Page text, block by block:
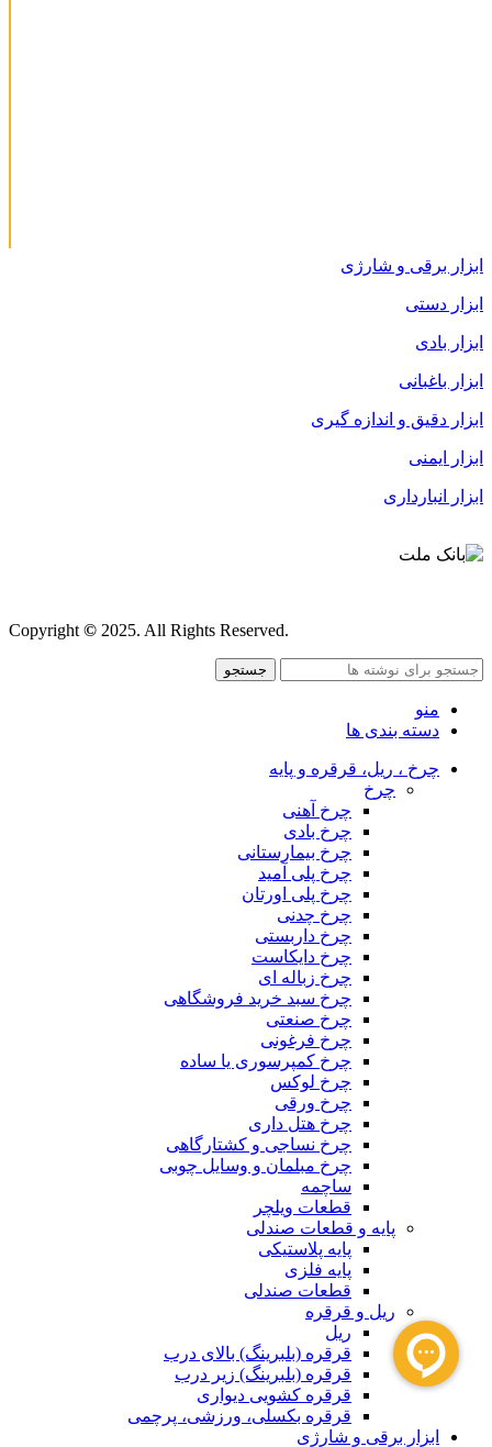
ابزار برقی و شارژی
ابزار دستی
ابزار بادی
ابزار باغبانی
ابزار دقیق و اندازه گیری
ابزار ایمنی
ابزار انبارداری
Copyright© 2025. All Rights Reserved.
جستجو
منو
دسته بندی ها
چرخ ، ریل، قرقره و پایه
چرخ
چرخ آهنی
چرخ بادی
چرخ بیمارستانی
چرخ پلی آمید
چرخ پلی اورتان
چرخ چدنی
چرخ داربستی
چرخ دایکاست
چرخ زباله ای
چرخ سبد خرید فروشگاهی
چرخ صنعتی
چرخ فرغونی
چرخ کمپرسوری یا ساده
چرخ لوکس
چرخ ورقی
چرخ هتل داری
چرخ نساجی و کشتارگاهی
چرخ مبلمان و وسایل چوبی
ساچمه
قطعات ویلچر
پایه و قطعات صندلی
پایه پلاستیکی
پایه فلزی
قطعات صندلی
ریل و قرقره
ریل
قرقره (بلبرینگ) بالای درب
قرقره (بلبرینگ) زیر درب
قرقره کشویی دیواری
قرقره بکسلی، ورزشی، پرچمی
ابزار برقی و شارژی